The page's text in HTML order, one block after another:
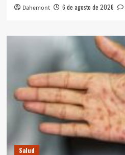
Dahemont 6 de agosto de 2026
Salud